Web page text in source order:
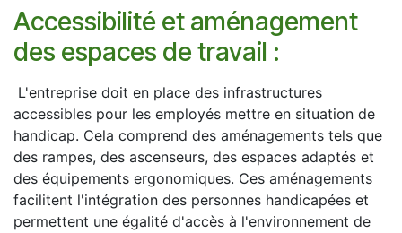
Accessibilité et aménagement
des espaces de travail :
L'entreprise doit en place des infrastructures
accessibles pour les employés mettre en situation de
handicap. Cela comprend des aménagements tels que
des rampes, des ascenseurs, des espaces adaptés et
des équipements ergonomiques. Ces aménagements
facilitent l'intégration des personnes handicapées et
permettent une égalité d'accès à l'environnement de